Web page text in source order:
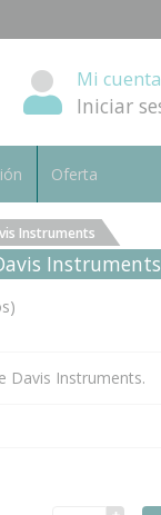
Mi cuenta
Iniciar
Oferta
Instruments
Instruments
Davis Instruments.